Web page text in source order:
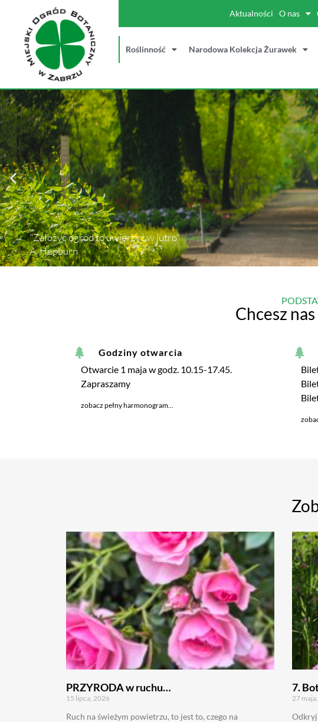
Aktualności O nas
Roślinność Narodowa Kolekcja Żurawek
Chcesz
Godziny otwarcia
Otwarcie 1 maja w godz. 10.15-17.45.
Zapraszamy
zobacz pełny harmonogram...
PRZYRODA w ruchu…
15 lipca, 2026
Ruch na świeżym powietrzu, to jest to, czego na
7.
27
Odkryj